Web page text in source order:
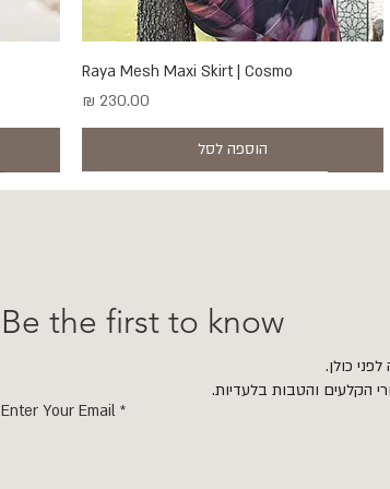
תצוגה מהירה
Raya Mesh Maxi Skirt | Cosmo
מחיר
הוספה לסל
Enter Your Email
Be the first to know
כולן.
הקלעים והטבות בלעדיות.